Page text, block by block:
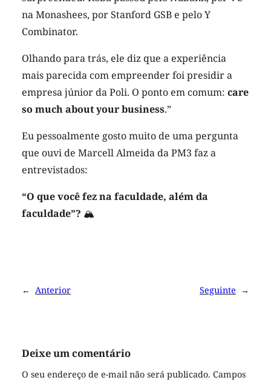
na Monashees, por Stanford GSB e pelo Y
Combinator.
Olhando para trás, ele diz que a experiência
mais parecida com empreender foi presidir a
empresa júnior da Poli. O ponto em comum: care
so much about your business.”
Eu pessoalmente gosto muito de uma pergunta
que ouvi de Marcell Almeida da PM3 faz a
entrevistados:
“O que você fez na faculdade, além da
faculdade”? 🏔
← Anterior Seguinte →
Deixe um comentário
O seu endereço de e-mail não será publicado. Campos